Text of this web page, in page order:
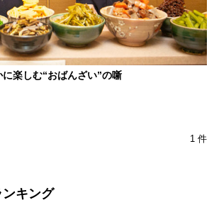
楽しむ“おばんざい”の噺
1 件
ンキング